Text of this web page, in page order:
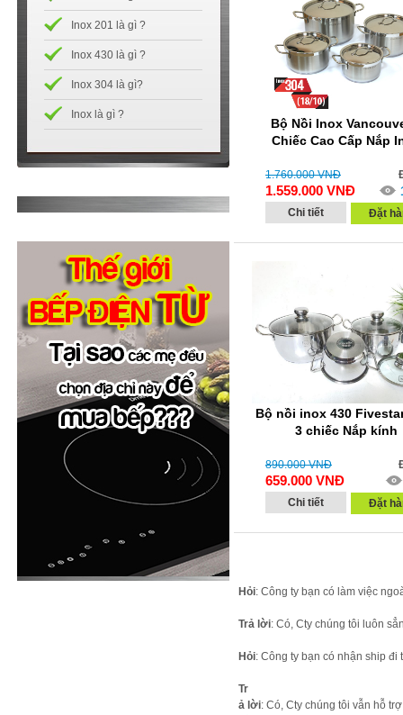
Inox 201 là gì ?
Inox 430 là gì ?
Inox 304 là gì?
Inox là gì ?
Bộ Nồi Inox
Chiếc Cao Cấp Nắp
1.760.000VNĐ
1.559.000 VNĐ
Chi tiết Đặt
Bộ nồi inox 430
3 chiếc Nắp kính
890.000VNĐ
659.000 VNĐ
Chi tiết Đặt
Hỏi: Công ty bạn có làm việc
Trả lời: Có, Cty chúng tôi luôn
Hỏi: Công ty bạn có nhận ship đi
Tr
ả lời: Có, Cty chúng tôi vẫn hỗ